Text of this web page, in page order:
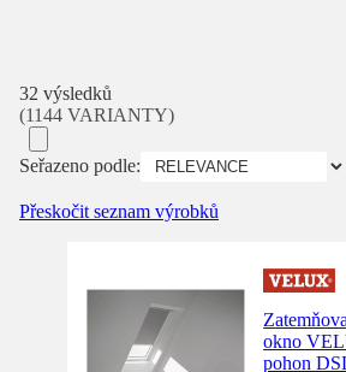
32 výsledků
(1144 VARIANTY)
Seřazeno podle:
Přeskočit seznam výrobků
okno
pohon